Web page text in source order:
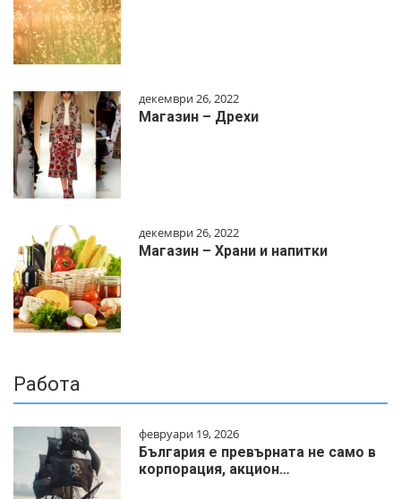
декември 26, 2022
Магазин – Дрехи
декември 26, 2022
Магазин – Храни и напитки
Работа
февруари 19, 2026
България е превърната не само в
корпорация, акцион…